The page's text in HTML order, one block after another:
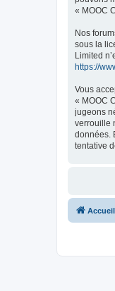
« MOOC
Nos
sous la
Limited
https://
Vous
« MOOC
jugeons
verrouille
données.
tentative